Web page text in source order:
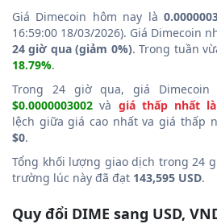
Giá Dimecoin hôm nay là
16:59:00 18/03/2026). Giá Dimecoin
24 giờ qua (giảm 0%). Trong tuần
18.79%.
Trong 24 giờ qua, giá
$0.0000003002 và giá thấp nhất là
lệch giữa giá cao nhất va giá thấp
$0.
Tổng khối lượng giao dịch trong 24
trường lúc này đã đạt 143,595 USD.
Quy đổi DIME sang USD,